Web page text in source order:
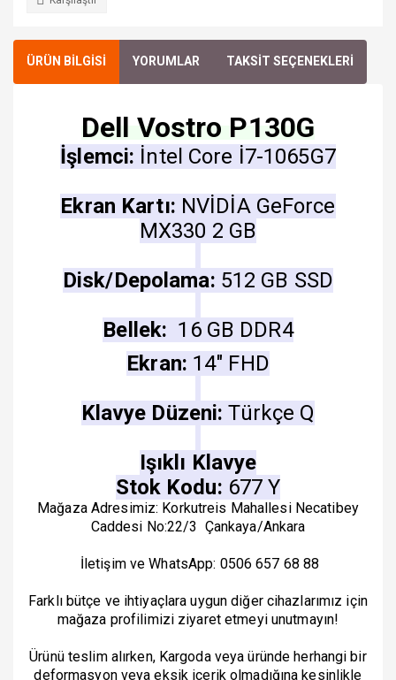
ÜRÜN BİLGİSİ YORUMLAR TAKSİT SEÇENEKLERİ
Dell Vostro P130G
İşlemci: İntel Core İ7-1065G7
Ekran Kartı: NVİDİA GeForce
MX330 2 GB
Disk/Depolama: 512 GB SSD
Bellek: 16 GB DDR4
Ekran: 14" FHD
Klavye Düzeni:Türkçe Q
Işıklı Klavye
Stok Kodu: 677 Y
Mağaza Adresimiz: Korkutreis Mahallesi Necatibey
Caddesi No:22/3 Çankaya/Ankara
İletişim ve WhatsApp: 0506 657 68 88
Farklı bütçe ve ihtiyaçlara uygun diğer cihazlarımız için
mağaza profilimizi ziyaret etmeyi unutmayın!
Ürünü teslim alırken, Kargoda veya üründe herhangi bir
deformasyon veya eksik içerik olmadığına kesinlikle